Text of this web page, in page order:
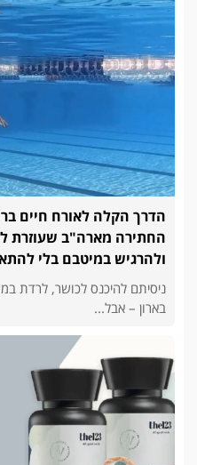
הדרך הקלה לאורח חיים
החתירה מארה"ב שעוזרת
ולהרגיש במיטבם בלי
ניסיתם להיכנס לכושר, לרדת
בארון – אבל...